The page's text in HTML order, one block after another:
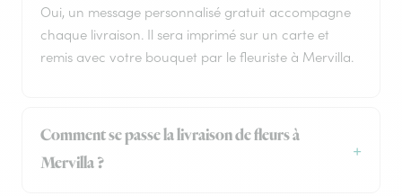
Oui, un message personnalisé gratuit accompagne
chaque livraison. Il sera imprimé sur un carte et
remis avec votre bouquet par le fleuriste à Mervilla.
Comment se passe la livraison de fleurs à
Mervilla ?